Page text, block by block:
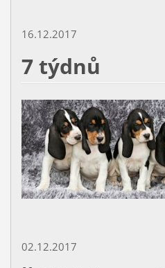
16.12.2017
7 týdnů
02.12.2017